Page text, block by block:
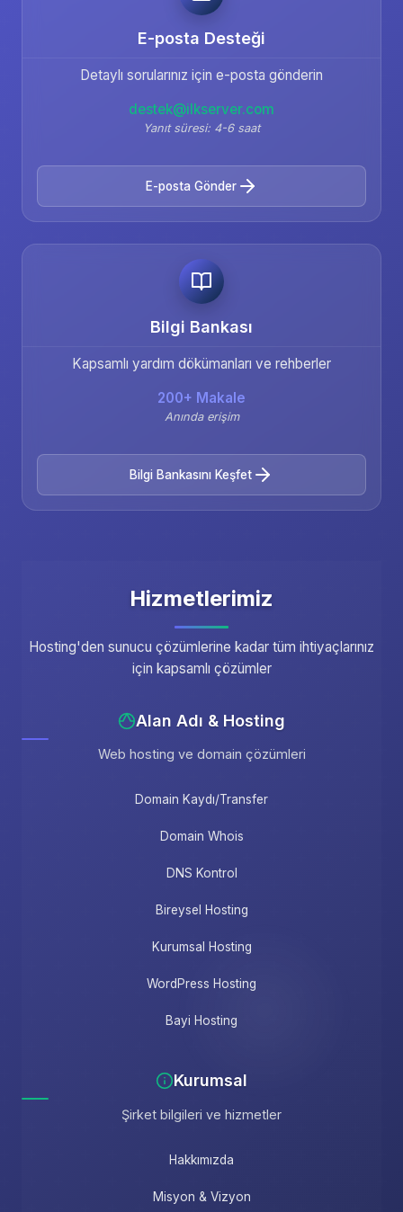
E-posta Desteği
Detaylı sorularınız için e-posta gönderin
destek@ilkserver.com
Yanıt süresi: 4-6 saat
E-posta Gönder
Bilgi Bankası
Kapsamlı yardım dökümanları ve rehberler
200+ Makale
Anında erişim
Bilgi Bankasını Keşfet
Hizmetlerimiz
Hosting'den sunucu çözümlerine kadar tüm ihtiyaçlarınız
için kapsamlı çözümler
Alan Adı & Hosting
Web hosting ve domain çözümleri
Domain Kaydı/Transfer
Domain Whois
DNS Kontrol
Bireysel Hosting
Kurumsal Hosting
WordPress Hosting
Bayi Hosting
Kurumsal
Şirket bilgileri ve hizmetler
Hakkımızda
Misyon & Vizyon